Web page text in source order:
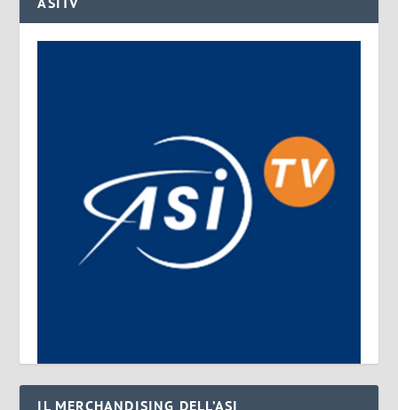
IL MERCHANDISING DELL’ASI